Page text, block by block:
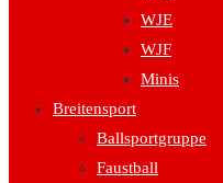
WJE
WJF
Minis
Breitensport
Ballsportgruppe
Faustball